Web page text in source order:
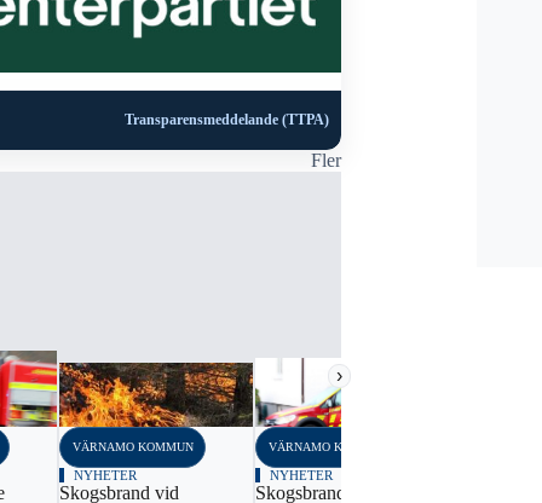
Transparensmeddelande (TTPA)
Fler
›
VÄRNAMO KOMMUN
NYHETER
Skogsbrand vid
VÄRNAMO KOMMUN
NYHETER
Skogsbrand på ö